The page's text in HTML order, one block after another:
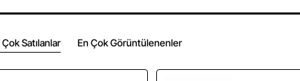
Satılanlar En Çok Görüntülenenler